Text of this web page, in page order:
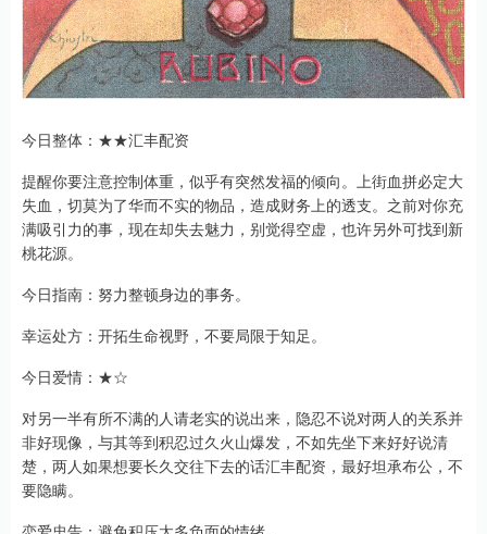
今日整体：★★汇丰配资
提醒你要注意控制体重，似乎有突然发福的倾向。上街血拼必定大
失血，切莫为了华而不实的物品，造成财务上的透支。之前对你充
满吸引力的事，现在却失去魅力，别觉得空虚，也许另外可找到新
桃花源。
今日指南：努力整顿身边的事务。
幸运处方：开拓生命视野，不要局限于知足。
今日爱情：★☆
对另一半有所不满的人请老实的说出来，隐忍不说对两人的关系并
非好现像，与其等到积忍过久火山爆发，不如先坐下来好好说清
楚，两人如果想要长久交往下去的话汇丰配资，最好坦承布公，不
要隐瞒。